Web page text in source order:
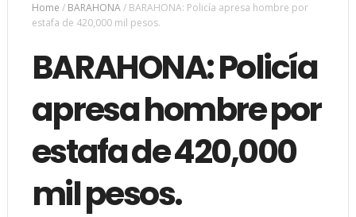
Home / BARAHONA/ BARAHONA: Policía apresa hombre por
estafa de 420,000 mil pesos.
BARAHONA: Policía
apresa hombre por
estafa de 420,000
mil pesos.